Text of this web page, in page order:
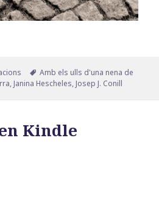
Etiquetes
Amb els ulls d'una nena de
, Janina Hescheles, Josep J. Conill
Kindle